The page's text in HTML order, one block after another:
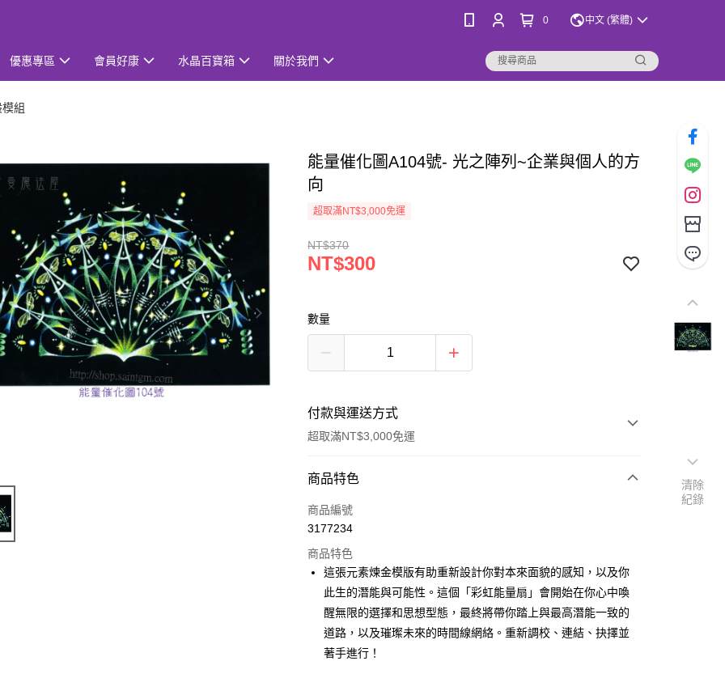
0 中文 (繁體)
優惠專區 會員好康 水晶百寶箱 關於我們
組
能量催化圖A104號- 光之陣列~企業與個人的方
向
超取滿NT$3,000免運
NT$370
NT$300
數量
付款與運送方式
超取滿NT$3,000免運
付款方式
信用卡一次付款
LINE Pay
Apple Pay
街口支付
悠遊付
商品特色
商品編號
3177234
商品特色
這張元素煉金模版有助重新設計你對本來面貌的感知，以及你
此生的潛能與可能性。這個「彩虹能量扇」會開始在你心中喚
醒無限的選擇和思想型態，最終將帶你踏上與最高潛能一致的
道路，以及璀璨未來的時間線網絡。重新調校、連結、抉擇並
著手進行！
清除
紀錄